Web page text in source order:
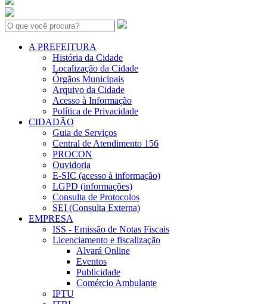
Search:
A PREFEITURA
História da Cidade
Localização da Cidade
Órgãos Municipais
Arquivo da Cidade
Acesso à Informação
Política de Privacidade
CIDADÃO
Guia de Serviços
Central de Atendimento 156
PROCON
Ouvidoria
E-SIC (acesso à informação)
LGPD (informações)
Consulta de Protocolos
SEI (Consulta Externa)
EMPRESA
ISS - Emissão de Notas Fiscais
Licenciamento e fiscalização
Alvará Online
Eventos
Publicidade
Comércio Ambulante
IPTU